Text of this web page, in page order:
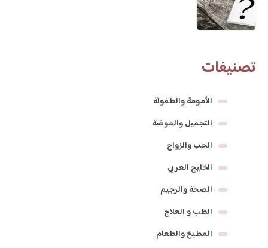
تصنيفات
الأمومة والطفولة
التجميل والموضة
الحب والزواج
الخليج العربي
الصحة والرجيم
الطب و العلاج
المطبخ والطعام